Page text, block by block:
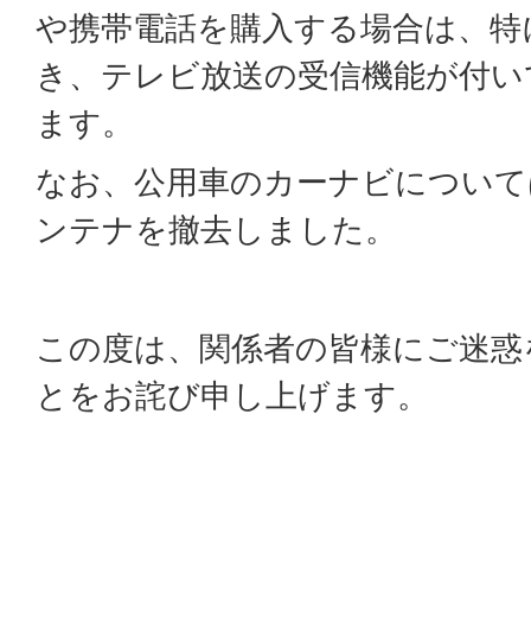
や携帯電話を購入する場合は、
き、テレビ放送の受信機能が付
ます。
なお、公用車のカーナビについ
ンテナを撤去しました。
この度は、関係者の皆様にご迷
とをお詫び申し上げます。